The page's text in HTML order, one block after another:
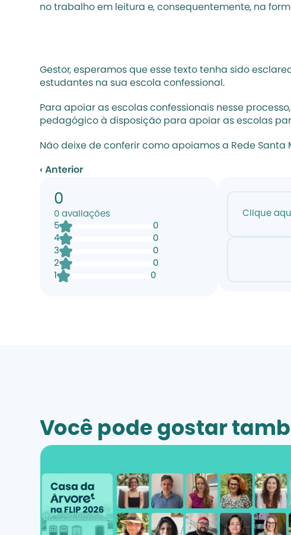
no trabalho em leitura e, consequentemente, na
Gestor, esperamos que esse texto tenha sido
estudantes na sua escola confessional.
Para apoiar as escolas confessionais nesse
pedagógico à disposição para apoiar as escolas
Não deixe de conferir como apoiamos a Rede Santa
‹ Anterior
0
0 avaliações
5
0
4
0
3
0
2
0
1
0
Clique
Você pode gostar